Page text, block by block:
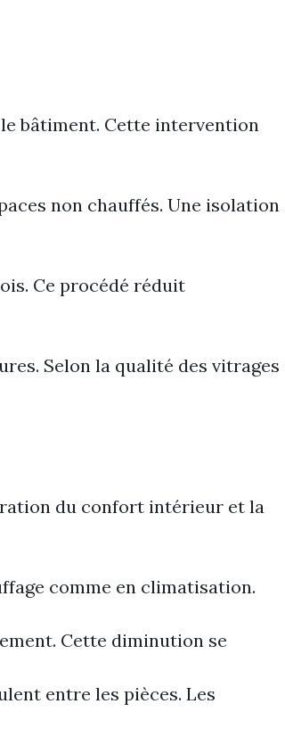
bâtiment. Cette intervention
non chauffés. Une isolation
Ce procédé réduit
Selon la qualité des vitrages
du confort intérieur et la
comme en climatisation.
Cette diminution se
entre les pièces. Les